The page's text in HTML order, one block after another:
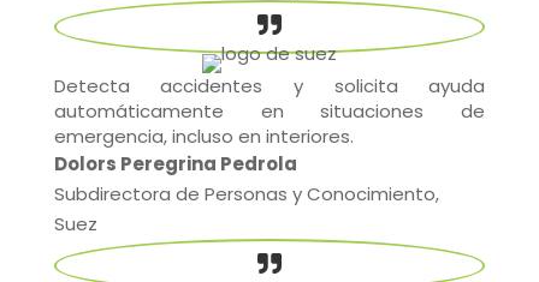

Detecta accidentes y solicita ayuda
automáticamente en situaciones de
emergencia, incluso en interiores.
Dolors Peregrina Pedrola
Subdirectora de Personas y Conocimiento,
Suez
